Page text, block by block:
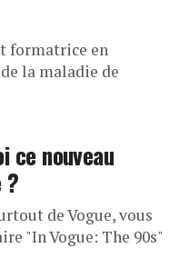
formatrice en
la maladie de
ce nouveau
?
de Vogue, vous
"In Vogue: The 90s"